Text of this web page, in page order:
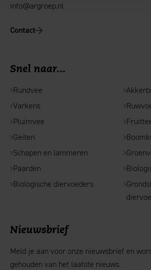
info@argroep.nl
Contact
Snel naar...
Rundvee
Varkens
Pluimvee
Geiten
Schapen en lammeren
Paarden
Biologische diervoeders
Nieuwsbrief
Meld je aan voor onze nieuwsbrief en
gehouden van het laatste nieuws.